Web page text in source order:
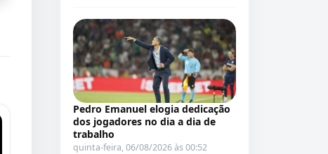
Pedro Emanuel elogia dedicação
dos jogadores no dia a dia de
trabalho
quinta-feira, 06/08/2026 às 00:52